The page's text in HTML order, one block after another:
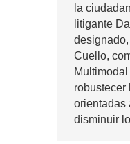
la
litigante
Cuello,
robustecer
orientadas
disminuir